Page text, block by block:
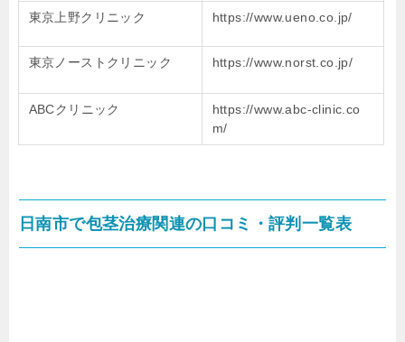
東京上野クリニック https://www.ueno.co.jp/
東京ノーストクリニック https://www.norst.co.jp/
ABCクリニック
https://www.abc-clinic.co
m/
日南市で包茎治療関連の口コミ・評判一覧表